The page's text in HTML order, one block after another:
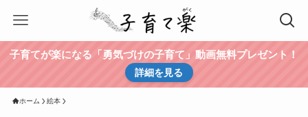
子育てが楽になる「勇気づけの子育て」動画無料プレゼント！
詳細を見る
ホーム 絵本